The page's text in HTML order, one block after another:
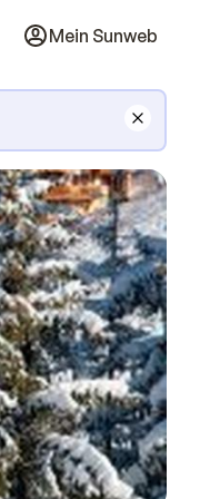
Mein Sunweb